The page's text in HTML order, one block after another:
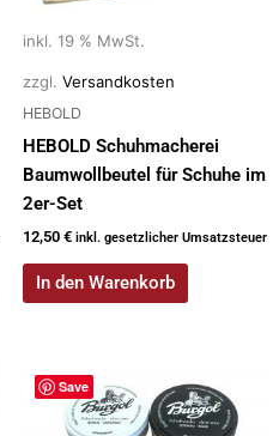
inkl. 19 % MwSt.
zzgl. Versandkosten
HEBOLD
HEBOLD Schuhmacherei
Baumwollbeutel für Schuhe im
2er-Set
12,50 € inkl. gesetzlicher Umsatzsteuer
In den Warenkorb
Save